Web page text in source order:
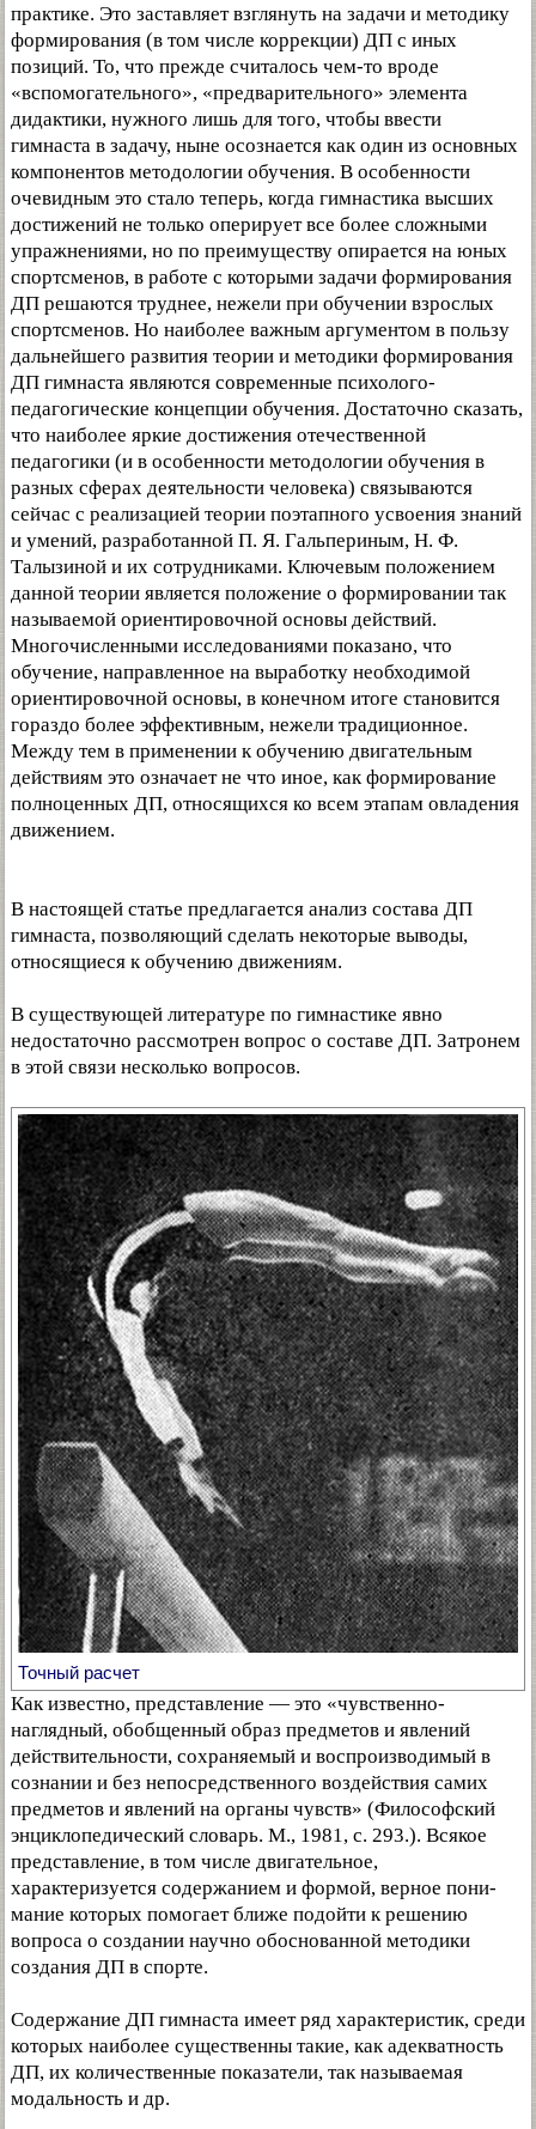
практике. Это заставляет взглянуть на задачи и методику
формирования (в том числе коррекции) ДП с иных
позиций. То, что прежде считалось чем-то вроде
«вспомогательного», «предварительного» элемента
дидактики, нужного лишь для того, чтобы ввести
гимнаста в задачу, ныне осознается как один из основных
компонентов методологии обучения. В особенности
очевидным это стало теперь, когда гимнастика высших
достижений не только оперирует все более сложными
упражнениями, но по преимуществу опирается на юных
спортсменов, в работе с которыми задачи формирования
ДП решаются труднее, нежели при обучении взрослых
спортсменов. Но наиболее важным аргументом в пользу
дальнейшего развития теории и методики формирования
ДП гимнаста являются современные психолого-
педагогические концепции обучения. Достаточно сказать,
что наиболее яркие достижения отечественной
педагогики (и в особенности методологии обучения в
разных сферах деятельности человека) связываются
сейчас с реализацией теории поэтапного усвоения знаний
и умений, разработанной П. Я. Гальпериным, Н. Ф.
Талызиной и их сотрудниками. Ключевым положением
данной теории является положение о формировании так
называемой ориентировочной основы действий.
Многочисленными исследованиями показано, что
обучение, направленное на выработку необходимой
ориентировочной основы, в конечном итоге становится
гораздо более эффективным, нежели традиционное.
Между тем в применении к обучению двигательным
действиям это означает не что иное, как формирование
полноценных ДП, относящихся ко всем этапам овладения
движением.
В настоящей статье предлагается анализ состава ДП
гимнаста, позволяющий сделать некоторые выводы,
относящиеся к обучению движениям.
В существующей литературе по гимнастике явно
недостаточно рассмотрен вопрос о составе ДП. Затронем
в этой связи несколько вопросов.
Точный расчет
Как известно, представление — это «чувственно-
наглядный, обобщенный образ предметов и явлений
действительности, сохраняемый и воспроизводимый в
сознании и без непосредственного воздействия самих
предметов и явлений на органы чувств» (Философский
энциклопедический словарь. М., 1981, с. 293.). Всякое
представление, в том числе двигательное,
характеризуется содержанием и формой, верное пони-
мание которых помогает ближе подойти к решению
вопроса о создании научно обоснованной методики
создания ДП в спорте.
Содержание ДП гимнаста имеет ряд характеристик, среди
которых наиболее существенны такие, как адекватность
ДП, их количественные показатели, так называемая
модальность и др.